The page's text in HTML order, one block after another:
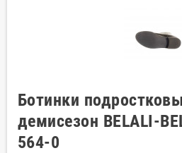
Ботинки
демисезон BELALI-
564-0